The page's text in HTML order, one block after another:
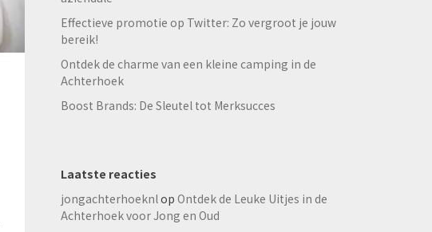
Effectieve promotie op Twitter: Zo vergroot je jouw
bereik!
Ontdek de charme van een kleine camping in de
Achterhoek
Boost Brands: De Sleutel tot Merksucces
Laatste reacties
jongachterhoeknlop Ontdek de Leuke Uitjes in de
Achterhoek voor Jong en Oud